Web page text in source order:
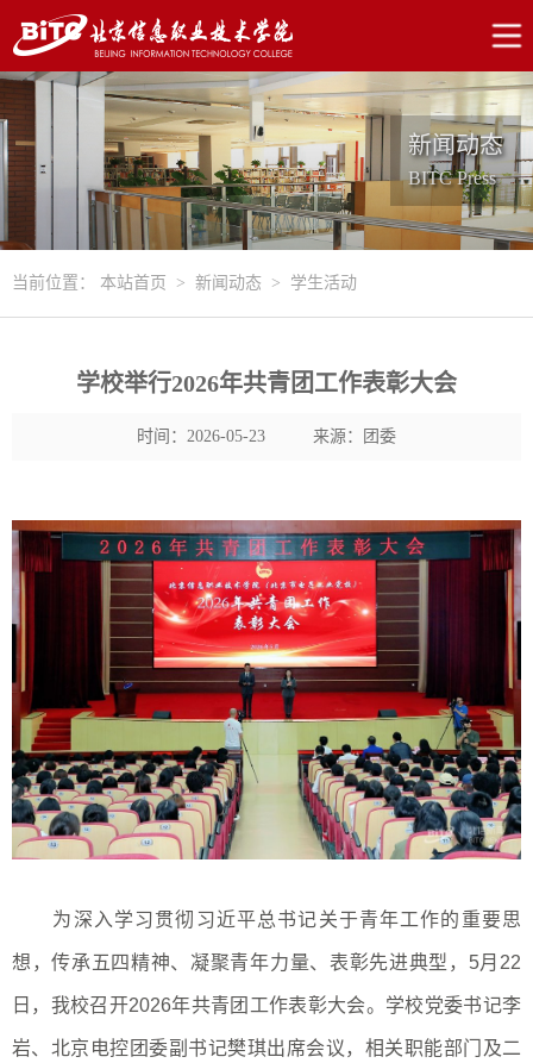
新闻动态
BITC Press
当前位置： 本站首页 > 新闻动态 > 学生活动
学校举行2026年共青团工作表彰大会
时间：2026-05-23 来源：团委
为深入学习贯彻习近平总书记关于青年工作的重要思
想，传承五四精神、凝聚青年力量、表彰先进典型，5月22
日，我校召开2026年共青团工作表彰大会。学校党委书记李
岩、北京电控团委副书记樊琪出席会议，相关职能部门及二